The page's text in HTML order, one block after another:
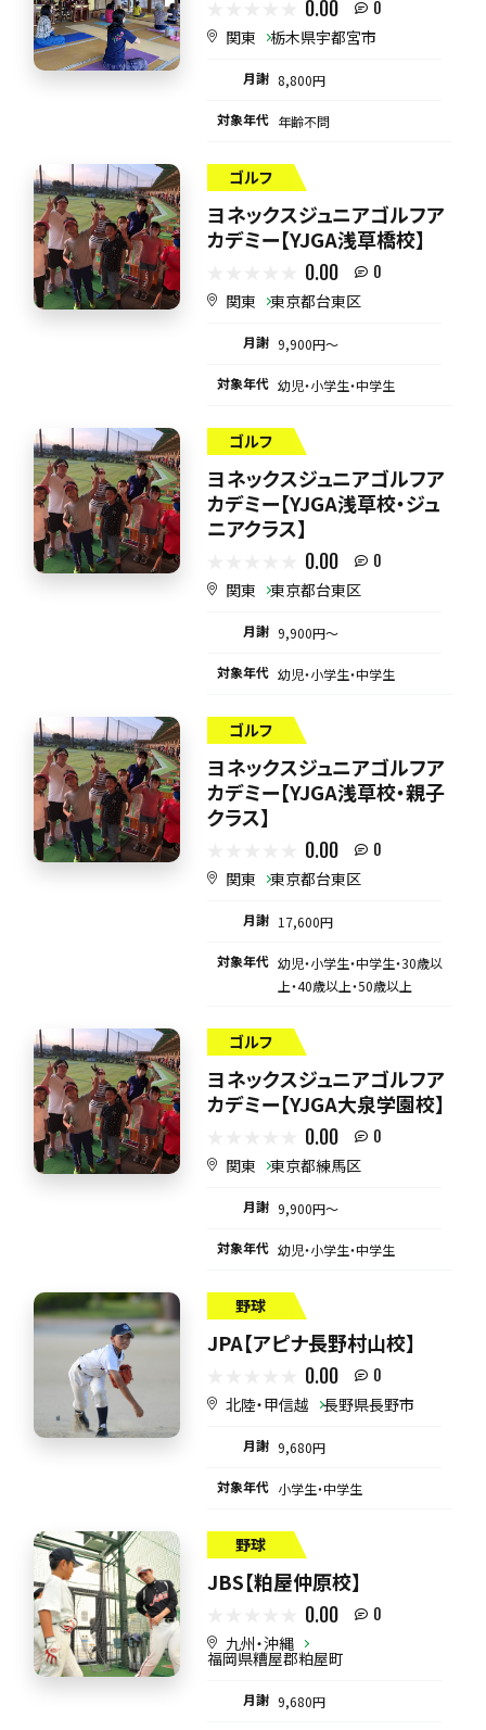
0.00 0
関東 栃木県宇都宮市
月謝 8,800円
対象年代 年齢不問
ゴルフ
ヨネックスジュニアゴルフア
カデミー【YJGA浅草橋校】
0.00 0
関東 東京都台東区
月謝 9,900円〜
対象年代 幼児・小学生・中学生
ゴルフ
ヨネックスジュニアゴルフア
カデミー【YJGA浅草校・ジュ
ニアクラス】
0.00 0
関東 東京都台東区
月謝 9,900円〜
対象年代 幼児・小学生・中学生
ゴルフ
ヨネックスジュニアゴルフア
カデミー【YJGA浅草校・親子
クラス】
0.00 0
関東 東京都台東区
月謝 17,600円
対象年代 幼児・小学生・中学生・30歳以
上・40歳以上・50歳以上
ゴルフ
ヨネックスジュニアゴルフア
カデミー【YJGA大泉学園校】
0.00 0
関東 東京都練馬区
月謝 9,900円〜
対象年代 幼児・小学生・中学生
野球
JPA【アピナ長野村山校】
0.00 0
北陸・甲信越 長野県長野市
月謝 9,680円
対象年代 小学生・中学生
野球
JBS【粕屋仲原校】
0.00 0
九州・沖縄
福岡県糟屋郡粕屋町
月謝 9,680円